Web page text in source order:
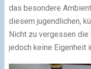
das besondere
diesem jugendlichen,
Nicht zu vergessen
jedoch keine Eigenheit